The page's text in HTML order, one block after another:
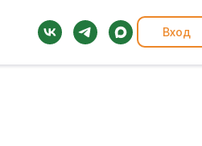
Вход